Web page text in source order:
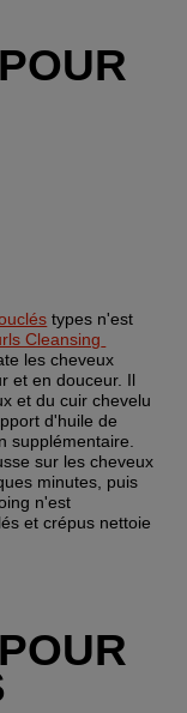
types n'est
Cleansing
les cheveux
et en douceur. Il
et du cuir chevelu
d'huile de
supplémentaire.
sur les cheveux
minutes, puis
n'est
et crépus nettoie